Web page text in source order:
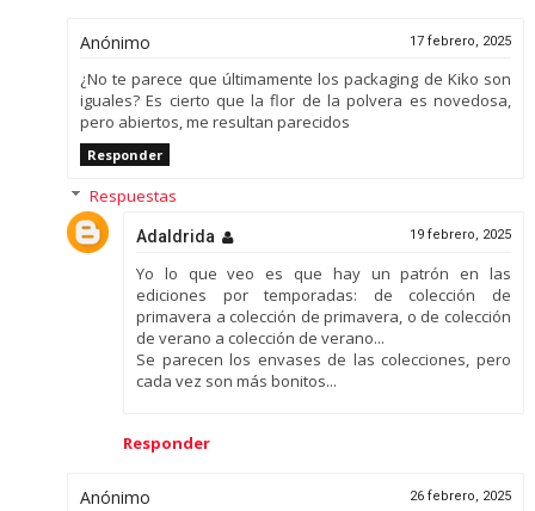
Anónimo 17 febrero, 2025
¿No te parece que últimamente los packaging de Kiko son
iguales? Es cierto que la flor de la polvera es novedosa,
pero abiertos, me resultan parecidos
Responder
Respuestas
Adaldrida 19 febrero, 2025
Yo lo que veo es que hay un patrón en las
ediciones por temporadas: de colección de
primavera a colección de primavera, o de colección
de verano a colección de verano...
Se parecen los envases de las colecciones, pero
cada vez son más bonitos...
Responder
Anónimo 26 febrero, 2025